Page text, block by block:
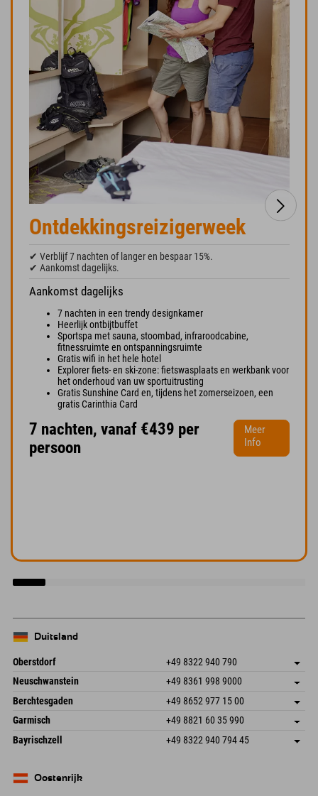
Ontdekkingsreizigerweek
✔ Verblijf 7 nachten of langer en bespaar 15%.
✔ Aankomst dagelijks.
Aankomst dagelijks
7 nachten in een trendy designkamer
Heerlijk ontbijtbuffet
Sportspa met sauna, stoombad, infraroodcabine,
fitnessruimte en ontspanningsruimte
Gratis wifi in het hele hotel
Explorer fiets- en ski-zone: fietswasplaats en werkbank voor
het onderhoud van uw sportuitrusting
Gratis Sunshine Card en, tijdens het zomerseizoen, een
gratis Carinthia Card
7 nachten, vanaf €439 per
persoon
Meer
Info
Duitsland
Oberstdorf +49 8322 940 790
An der Breitach 3
Duitsland
Adres opslaan
Booking
Neuschwanstein +49 8361 998 9000
An der Riese 45
87484 Nesselwang im Allgäu
Duitsland
Adres opslaan
Aankomstinformatie
Booking
Berchtesgaden +49 8652 977 15 00
Hofreitstr. 7
Duitsland
Adres opslaan
Booking
Garmisch +49 8821 60 35 990
Frickenstraße 22
82490 Farchant
Adres opslaan
Aankomstinformatie
Bayrischzell +49 8322 940 794 45
Duitsland
Oostenrijk